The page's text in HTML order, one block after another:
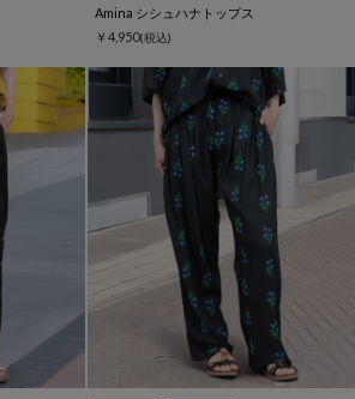
Amina シシュハナトップス
￥4,950(税込)